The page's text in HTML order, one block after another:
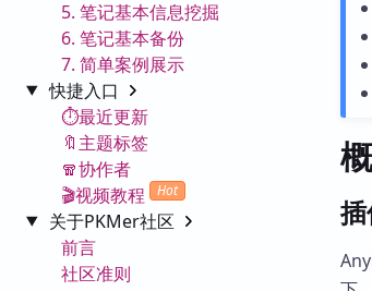
5. 笔记基本信息挖掘
6. 笔记基本备份
7. 简单案例展示
快捷入口
⏱️最近更新
🔖主题标签
🧣协作者
🎬视频教程
Hot
关于PKMer社区
前言
社区准则